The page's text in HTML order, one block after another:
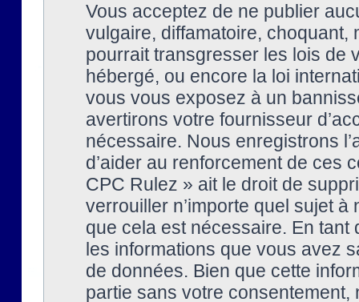
Vous acceptez de ne publier
vulgaire, diffamatoire, choquant,
pourrait transgresser les lois de
hébergé, ou encore la loi
vous vous exposez à un
avertirons votre fournisseur
nécessaire. Nous enregistrons
d’aider au renforcement de ces
CPC Rulez » ait le droit de
verrouiller n’importe quel sujet à
que cela est nécessaire. En tant
les informations que vous avez
de données. Bien que cette
partie sans votre